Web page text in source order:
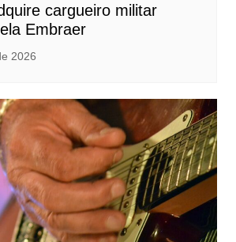
cargueiro militar
Embraer
2026